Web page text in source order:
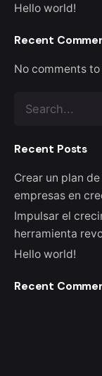
Hello world!
Recent
No comments to
for
Recent Posts
Crear un plan
empresas en
Impulsar el
herramienta
Hello world!
Recent